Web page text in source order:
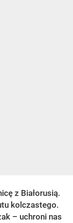
z Białorusią.
kolczastego.
– uchroni nas